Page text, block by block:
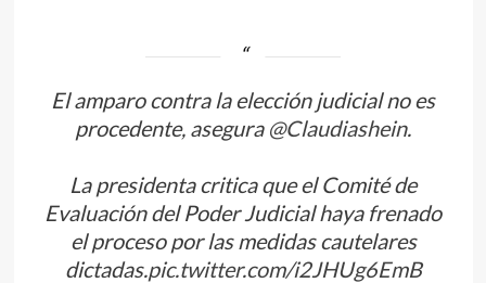
El amparo contra la elección judicial no es
procedente, asegura @Claudiashein.
La presidenta critica que el Comité de
Evaluación del Poder Judicial haya frenado
el proceso por las medidas cautelares
dictadas.pic.twitter.com/i2JHUg6EmB